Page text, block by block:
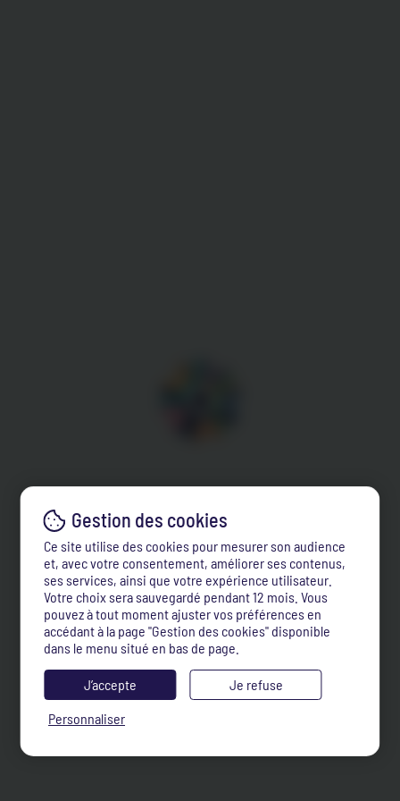
Ce site utilise des cookies pour mesurer son audience
et, avec votre consentement, améliorer ses contenus,
ses services, ainsi que votre expérience utilisateur.
Votre choix sera sauvegardé pendant 12 mois. Vous
pouvez à tout moment ajuster vos préférences en
accédant à la page "Gestion des cookies" disponible
dans le menu situé en bas de page.
J’accepte
Je refuse
Personnaliser